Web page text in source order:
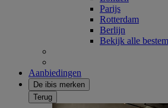
Parijs
Rotterdam
Berlijn
Bekijk alle
Aanbiedingen
De ibis merken
Terug